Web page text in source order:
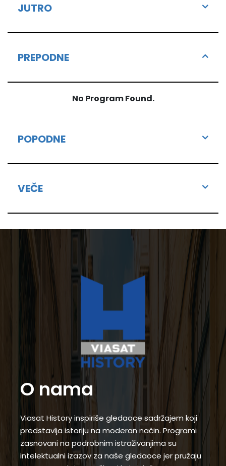
JUTRO
PREPODNE
No Program Found.
POPODNE
VEČE
O nama
Viasat History inspiriše gledaoce sadržajem koji
predstavlja istoriju na moderan način. Programi
zasnovani na podrobnim istraživanjima su
intelektualni izazov za naše gledaoce jer pružaju